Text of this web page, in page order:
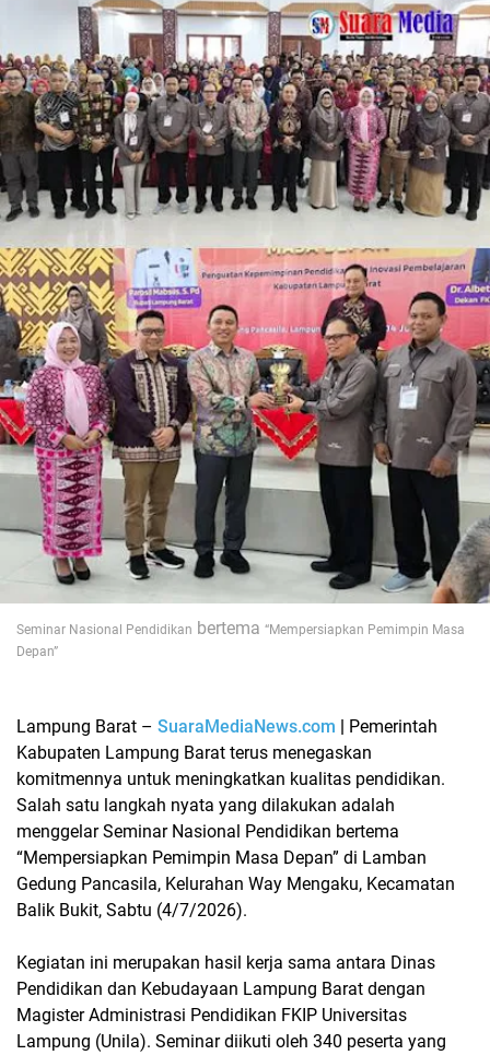
Seminar Nasional Pendidikan bertema “Mempersiapkan Pemimpin Masa
Depan”
Lampung Barat – SuaraMediaNews.com | Pemerintah
Kabupaten Lampung Barat terus menegaskan
komitmennya untuk meningkatkan kualitas pendidikan.
Salah satu langkah nyata yang dilakukan adalah
menggelarSeminar Nasional Pendidikan bertema
“Mempersiapkan Pemimpin Masa Depan” di Lamban
Gedung Pancasila, Kelurahan Way Mengaku, Kecamatan
Balik Bukit, Sabtu (4/7/2026).
Kegiatan ini merupakan hasil kerja sama antara Dinas
Pendidikan dan Kebudayaan Lampung Barat dengan
Magister Administrasi Pendidikan FKIP Universitas
Lampung (Unila). Seminar diikuti oleh 340 peserta yang